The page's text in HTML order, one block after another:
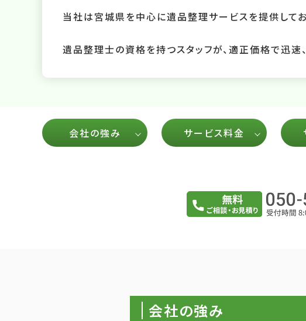
当社は宮城県を中心に遺品整理サービスを提供してお
遺品整理士の資格を持つスタッフが、適正価格で迅速
会社の強み サービス料金
会社の強み